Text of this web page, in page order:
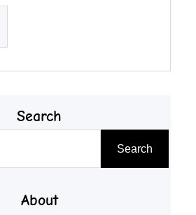
Search
Search
About